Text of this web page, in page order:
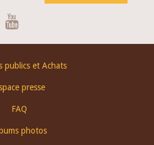
publics et Achats
presse
FAQ
photos